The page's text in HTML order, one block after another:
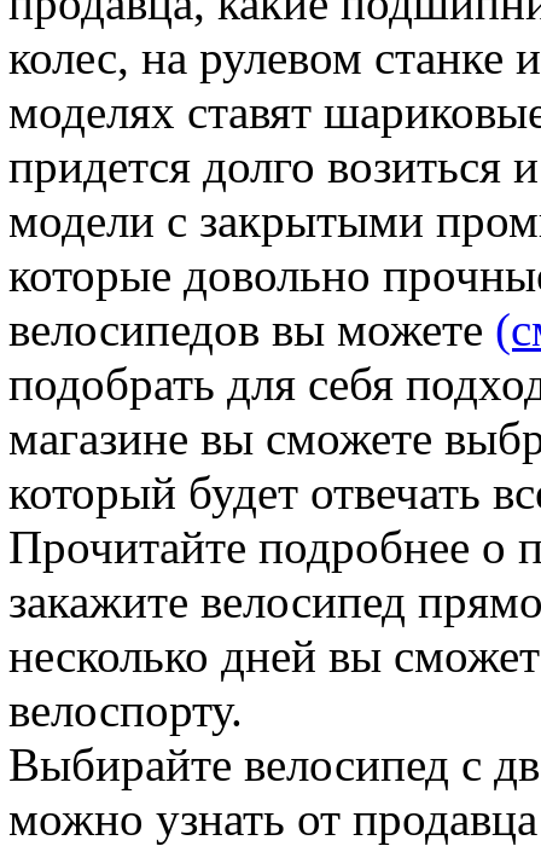
колес, на рулевом станке
моделях ставят
придется долго
модели с закрытыми
которые довольно
велосипедов вы можете
подобрать для себя
магазине вы сможете
который будет отвечать
Прочитайте подробнее о
закажите велосипед
несколько дней вы
велоспорту.
Выбирайте велосипед с
можно узнать от